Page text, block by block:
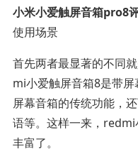
小米小爱触屏音箱pro8
使用场景
首先两者最显著的不同
mi小爱触屏音箱8是带
屏幕音箱的传统功能，
语等。这样一来，
丰富了。